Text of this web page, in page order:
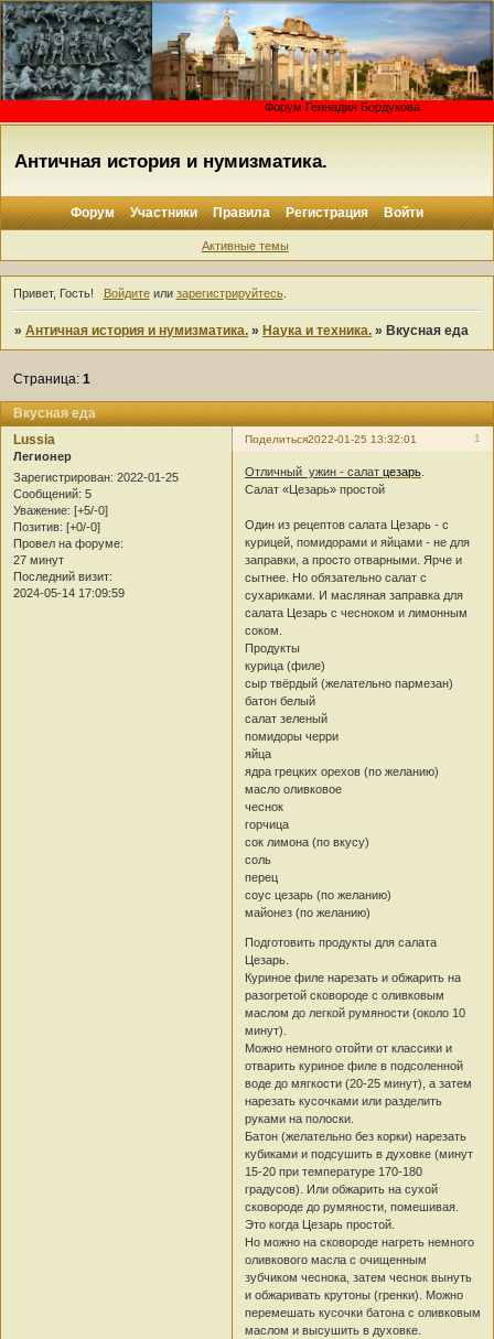
Форум Геннадия
Античная история и нумизматика.
Форум Участники Правила Регистрация Войти
Активные темы
Привет, Гость! Войдитеили зарегистрируйтесь.
»Античная история и нумизматика. » Наука и техника. » Вкусная еда
Вкусная еда
Страница:1
Поделиться 1
2022-01-25 13:32:01
Lussia
Легионер
Зарегистрирован: 2022-01-25
Сообщений: 5
Уважение: [+5/-0]
Позитив: [+0/-0]
Провел на форуме:
27 минут
Последний визит:
2024-05-14 17:09:59
Отличный ужин - салатцезарь
Салат «Цезарь» простой
Один из рецептов салата Цезарь - с
курицей, помидорами и яйцами - не для
заправки, а просто отварными. Ярче и
сытнее. Но обязательно салат с
сухариками. И масляная заправка для
салата Цезарь с чесноком и лимонным
соком.
Продукты
курица (филе)
сыр твёрдый (желательно пармезан)
батон белый
салат зеленый
помидоры черри
яйца
ядра грецких орехов (по желанию)
масло оливковое
чеснок
горчица
сок лимона (по вкусу)
соль
перец
соус цезарь (по желанию)
майонез (по желанию)
Подготовить продукты для салата
Цезарь.
Куриное филе нарезать и обжарить на
разогретой сковороде с оливковым
маслом до легкой румяности (около 10
минут).
Можно немного отойти от классики и
отварить куриное филе в подсоленной
воде до мягкости (20-25 минут), а затем
нарезать кусочками или разделить
руками на полоски.
Батон (желательно без корки) нарезать
кубиками и подсушить в духовке (минут
15-20 при температуре 170-180
градусов). Или обжарить на сухой
сковороде до румяности, помешивая.
Это когда Цезарь простой.
Но можно на сковороде нагреть немного
оливкового масла с очищенным
зубчиком чеснока, затем чеснок вынуть
и обжаривать крутоны (гренки). Можно
перемешать кусочки батона с оливковым
маслом и высушить в духовке.